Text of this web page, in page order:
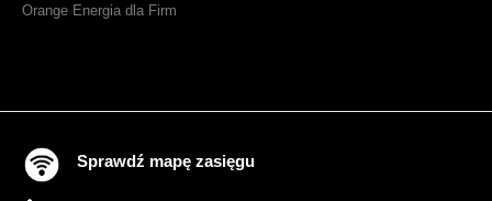
Orange Energia dla Firm
Sprawdź mapę zasięgu